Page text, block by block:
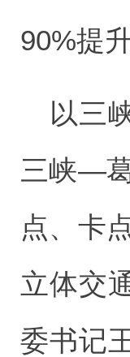
90%提
以三
三峡—
点、卡
立体交
委书记